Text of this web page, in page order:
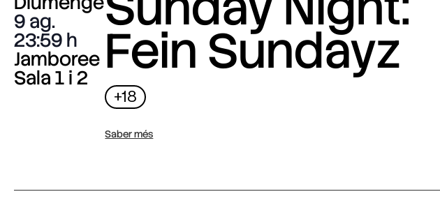
9 ag.
23:59
Jamboree
Sala 1 i 2 Fein Sundayz
+18
Saber més